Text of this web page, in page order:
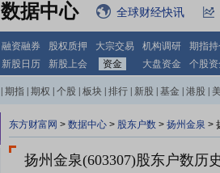
数据中心 全球财经快讯
融资融券 股权质押 大宗交易 机构调研 期指
新股日历 新股上会 资金 大盘资金 个股资
期指 期权 个股 板块 排行 新股 基金 港股
东方财富网 > 数据中心 > 股东户数 > 扬州金泉 >
扬州金泉(603307)股东户数历